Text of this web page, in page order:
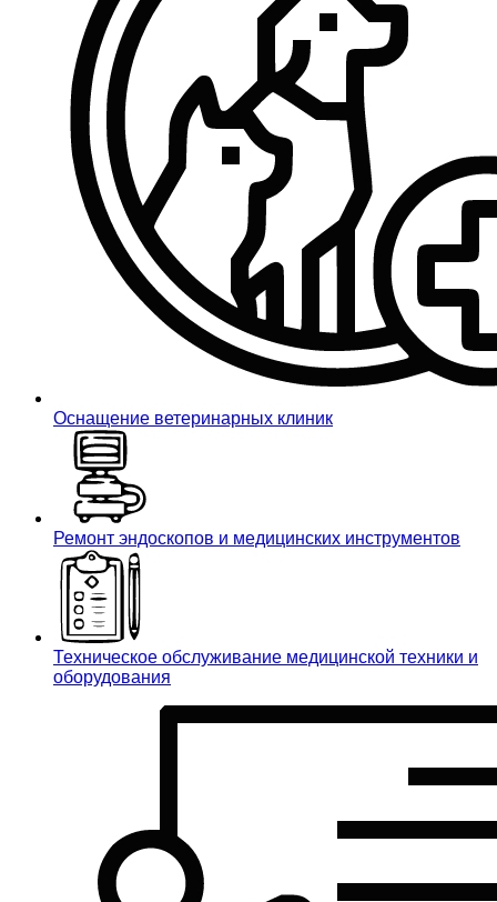
Оснащение ветеринарных клиник
Ремонт эндоскопов и медицинских инструментов
Техническое обслуживание медицинской техники и
оборудования